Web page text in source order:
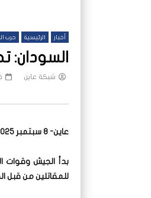
أخبار الرئيسية حرب
شبكة عاين
عاين- 8 سبتمبر 2025
بدأ الجيش وقوات
للمقاتلين من قبل